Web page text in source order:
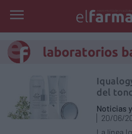
laboratorios
del
Noticias
20/06/
La línea